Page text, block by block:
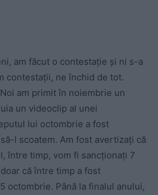
am făcut o contestație și ni s-a
contestații, ne închid de tot.
am primit în noiembrie un
un videoclip al unei
lui octombrie a fost
l scoatem. Am fost avertizați că
între timp, vom fi sancționați 7
că între timp a fost
octombrie. Până la finalul anului,